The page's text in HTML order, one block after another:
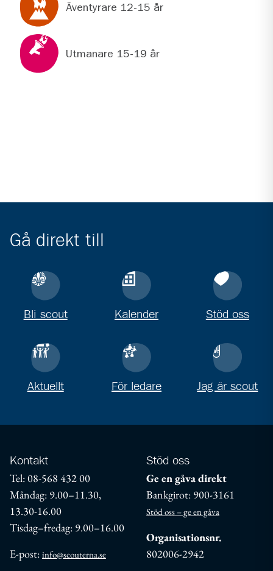
Äventyrare 12-15 år
Utmanare 15-19 år
Gå direkt till
Bli scout Kalender Stöd oss
Aktuellt För ledare Jag är scout
Kontakt
Tel: 08-568 432 00
Måndag: 9.00–11.30,
13.30-16.00
Tisdag–fredag: 9.00–16.00
E-post: info@scouterna.se
Stöd oss
Ge en gåva direkt
Bankgirot: 900-3161
Stöd oss – ge en gåva
Organisationsnr.
802006-2942